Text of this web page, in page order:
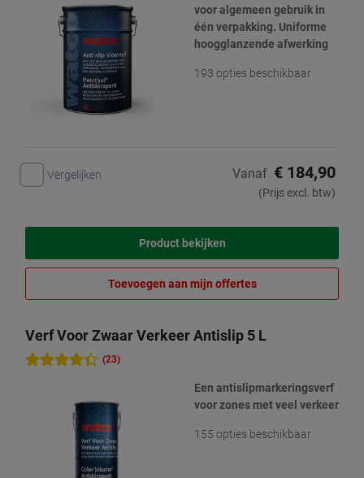
voor algemeen gebruik in
één verpakking. Uniforme
hoogglanzende afwerking
193 opties beschikbaar
Vergelijken Vanaf € 184,90
(Prijs excl. btw)
Product bekijken
Toevoegen aan mijn offertes
Verf Voor Zwaar Verkeer Antislip 5 L
(23)
Een antislipmarkeringsverf
voor zones met veel verkeer
155 opties beschikbaar